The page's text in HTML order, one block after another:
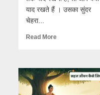
याद रखते हैं । उसका सुंदर
चेहरा...
Read More